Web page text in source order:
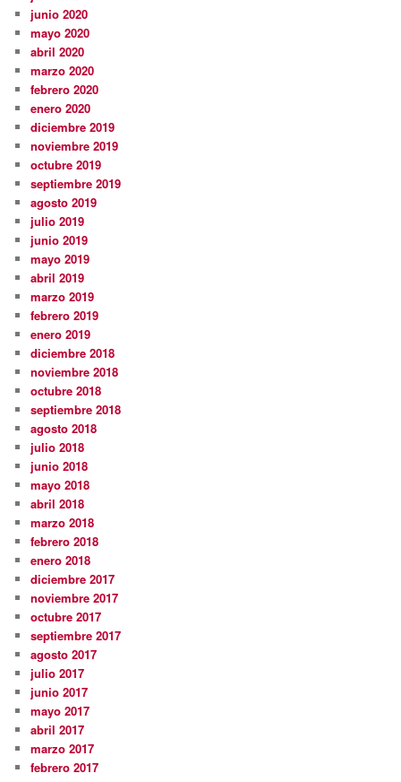
junio 2020
mayo 2020
abril 2020
marzo 2020
febrero 2020
enero 2020
diciembre 2019
noviembre 2019
octubre 2019
septiembre 2019
agosto 2019
julio 2019
junio 2019
mayo 2019
abril 2019
marzo 2019
febrero 2019
enero 2019
diciembre 2018
noviembre 2018
octubre 2018
septiembre 2018
agosto 2018
julio 2018
junio 2018
mayo 2018
abril 2018
marzo 2018
febrero 2018
enero 2018
diciembre 2017
noviembre 2017
octubre 2017
septiembre 2017
agosto 2017
julio 2017
junio 2017
mayo 2017
abril 2017
marzo 2017
febrero 2017